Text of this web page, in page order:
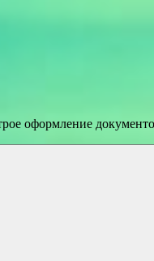
оформление